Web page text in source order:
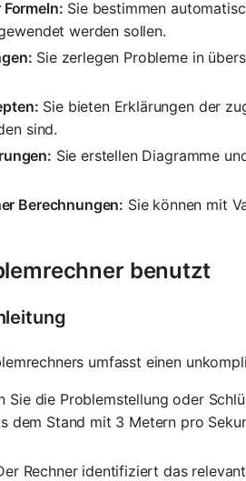
Sie bestimmen
werden sollen.
Sie zerlegen Probleme in
Sie bieten Erklärungen der
sind.
Sie erstellen Diagramme
Berechnungen: Sie können mit
benutzt
umfasst einen
Sie die Problemstellung oder
dem Stand mit 3 Metern pro
Rechner identifiziert das